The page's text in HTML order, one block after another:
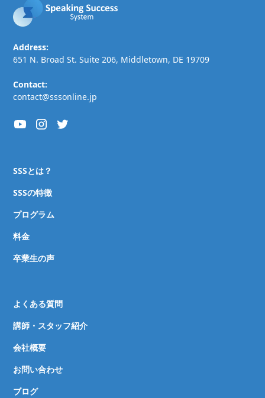
Address:
651 N. Broad St. Suite 206, Middletown, DE 19709
Contact:
contact@sssonline.jp
SSSとは？
SSSの特徴
プログラム
料金
卒業生の声
よくある質問
講師・スタッフ紹介
会社概要
お問い合わせ
ブログ